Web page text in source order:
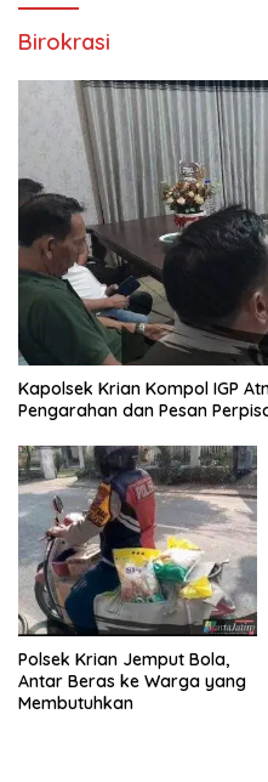
Birokrasi
Kapolsek Krian Kompol IGP
Pengarahan dan Pesan
Polsek Krian Jemput Bola,
Antar Beras ke Warga yang
Membutuhkan